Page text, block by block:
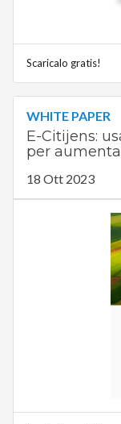
Scaricalo gratis!
WHITE PAPER
E-Citijens:
per
18 Ott 2023